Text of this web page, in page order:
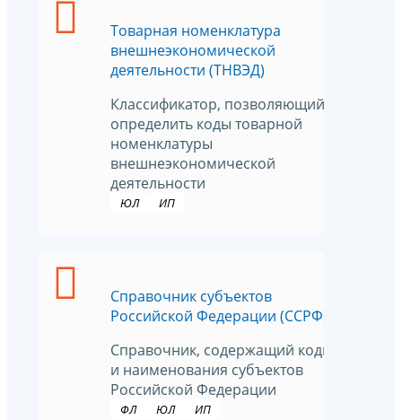
Товарная номенклатура
внешнеэкономической
деятельности (ТНВЭД)
Классификатор, позволяющий
определить коды товарной
номенклатуры
внешнеэкономической
деятельности
ЮЛ ИП
Справочник субъектов
Российской Федерации (ССРФ)
Справочник, содержащий коды
и наименования субъектов
Российской Федерации
ФЛ ЮЛ ИП